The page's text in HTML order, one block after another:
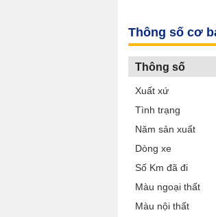
Thông số cơ
Thông số
Xuất xứ
Tình trạng
Năm sản xuất
Dòng xe
Số Km đã đi
Màu ngoại thất
Màu nội thất